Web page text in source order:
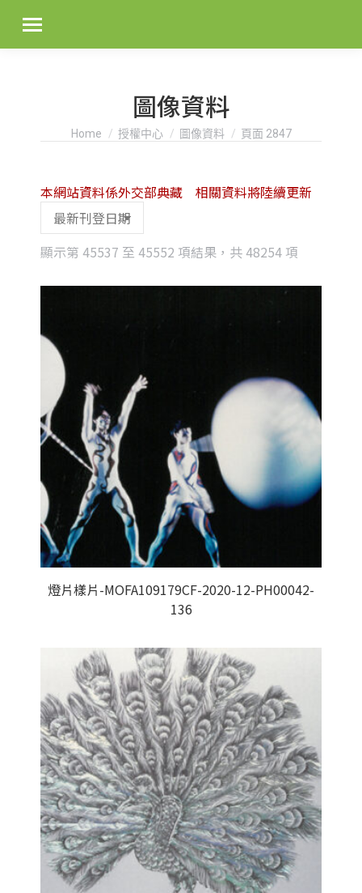
圖像資料
You are here:
Home 授權中心 圖像資料 頁面 2847
顯示第 45537 至 45552 項結果，共 48254 項
latest
本網站資料係外交部典藏 相關資料將陸續更新
燈片樣片-MOFA109179CF-2020-12-PH00042-
136